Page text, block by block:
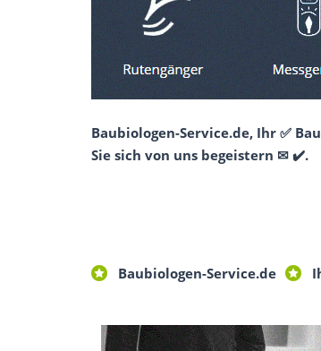
Baubiologen-Service.de, Ihr ✅
Sie sich von uns begeistern ✉ ✔️.
Baubiologen-Service.de